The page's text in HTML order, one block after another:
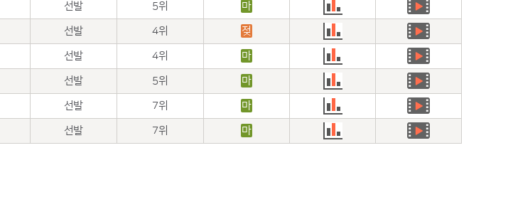
선발 5위 마
선발 4위 젖
선발 4위 마
선발 5위 마
선발 7위 마
선발 7위 마